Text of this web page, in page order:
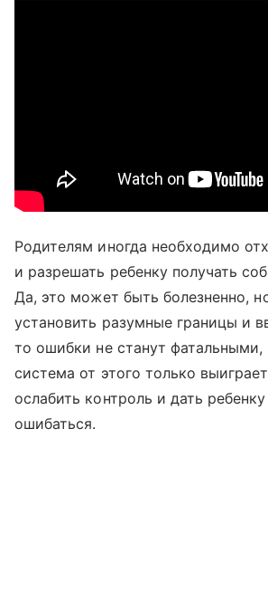
Родителям иногда необходимо
и разрешать ребенку получать
Да, это может быть болезненно,
установить разумные границы и
то ошибки не станут фатальными,
система от этого только
ослабить контроль и дать
ошибаться.